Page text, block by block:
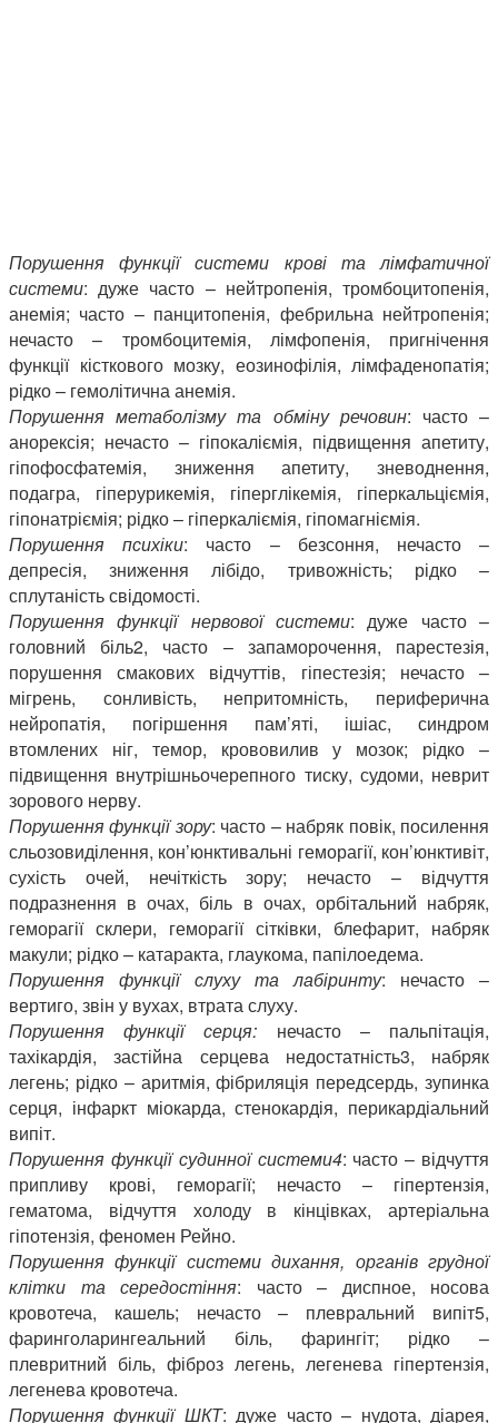
Порушення функції системи крові та лімфатичної
системи: дуже часто – нейтропенія, тромбоцитопенія,
анемія; часто – панцитопенія, фебрильна нейтропенія;
нечасто – тромбоцитемія, лімфопенія, пригнічення
функції кісткового мозку, еозинофілія, лімфаденопатія;
рідко – гемолітична анемія.
Порушення метаболізму та обміну речовин: часто –
анорексія; нечасто – гіпокаліємія, підвищення апетиту,
гіпофосфатемія, зниження апетиту, зневоднення,
подагра, гіперурикемія, гіперглікемія, гіперкальціємія,
гіпонатріємія; рідко – гіперкаліємія, гіпомагніємія.
Порушення психіки: часто – безсоння, нечасто –
депресія, зниження лібідо, тривожність; рідко –
сплутаність свідомості.
Порушення функції нервової системи: дуже часто –
головний біль2, часто – запаморочення, парестезія,
порушення смакових відчуттів, гіпестезія; нечасто –
мігрень, сонливість, непритомність, периферична
нейропатія, погіршення пам’яті, ішіас, синдром
втомлених ніг, темор, крововилив у мозок; рідко –
підвищення внутрішньочерепного тиску, судоми, неврит
зорового нерву.
Порушення функції зору: часто – набряк повік, посилення
сльозовиділення, кон’юнктивальні геморагії, кон’юнктивіт,
сухість очей, нечіткість зору; нечасто – відчуття
подразнення в очах, біль в очах, орбітальний набряк,
геморагії склери, геморагії сітківки, блефарит, набряк
макули; рідко – катаракта, глаукома, папілоедема.
Порушення функції слуху та лабіринту: нечасто –
вертиго, звін у вухах, втрата слуху.
Порушення функції серця: нечасто – пальпітація,
тахікардія, застійна серцева недостатність3, набряк
легень; рідко – аритмія, фібриляція передсердь, зупинка
серця, інфаркт міокарда, стенокардія, перикардіальний
випіт.
Порушення функції судинної системи4: часто – відчуття
припливу крові, геморагії; нечасто – гіпертензія,
гематома, відчуття холоду в кінцівках, артеріальна
гіпотензія, феномен Рейно.
Порушення функції системи дихання, органів грудної
клітки та середостіння: часто – диспное, носова
кровотеча, кашель; нечасто – плевральний випіт5,
фаринголарингеальний біль, фарингіт; рідко –
плевритний біль, фіброз легень, легенева гіпертензія,
легенева кровотеча.
Порушення функції ШКТ: дуже часто – нудота, діарея,